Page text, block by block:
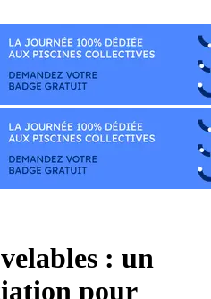
: un
pour